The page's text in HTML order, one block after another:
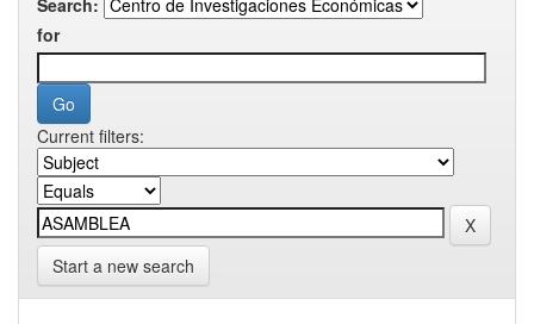
Search:
for
Current filters:
Start a new search